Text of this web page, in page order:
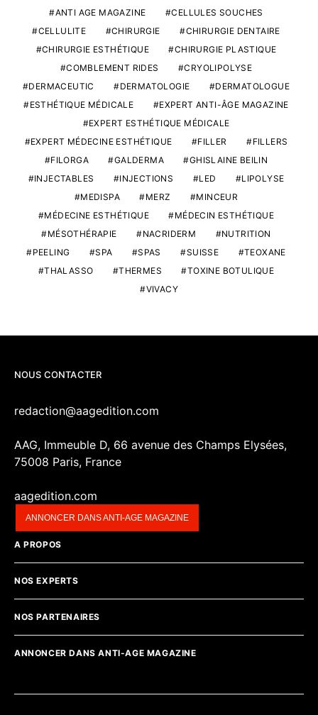
ANTI AGE MAGAZINE
CELLULES SOUCHES
CELLULITE
CHIRURGIE
CHIRURGIE DENTAIRE
CHIRURGIE ESTHÉTIQUE
CHIRURGIE PLASTIQUE
COMBLEMENT RIDES
CRYOLIPOLYSE
DERMACEUTIC
DERMATOLOGIE
DERMATOLOGUE
ESTHÉTIQUE MÉDICALE
EXPERT ANTI-ÂGE MAGAZINE
EXPERT ESTHÉTIQUE MÉDICALE
EXPERT MÉDECINE ESTHÉTIQUE
FILLER
FILLERS
FILORGA
GALDERMA
GHISLAINE BEILIN
INJECTABLES
INJECTIONS LED
LIPOLYSE
MEDISPA
MERZ
MINCEUR
MÉDECINE ESTHÉTIQUE
MÉDECIN ESTHÉTIQUE
MÉSOTHÉRAPIE
NACRIDERM
NUTRITION
PEELING
SPA SPAS SUISSE
TEOXANE
THALASSO
THERMES
TOXINE BOTULIQUE
VIVACY
NOUS CONTACTER
redaction@aagedition.com
AAG, Immeuble D, 66 avenue des Champs Elysées,
75008 Paris, France
aagedition.com
ANNONCER DANS ANTI-AGE MAGAZINE
A PROPOS
NOS EXPERTS
NOS PARTENAIRES
ANNONCER DANS ANTI-AGE MAGAZINE